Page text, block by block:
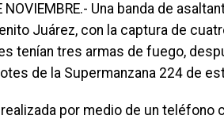
NOVIEMBRE.- Una banda de
Juárez, con la captura de
tenían tres armas de fuego,
de la Supermanzana 224 de
por medio de un teléfono